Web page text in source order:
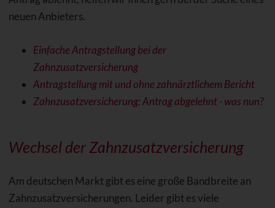
neuen Anbieters.
Einfache Antragstellung bei der
Zahnzusatzversicherung
Antragstellung mit und ohne zahnärztlichem Bericht
Zahnzusatzversicherung: Antrag abgelehnt - was nun?
Wechsel der Zahnzusatzversicherung
Am deutschen Markt gibt es eine große Bandbreite an
Zahnzusatzversicherungen. Leider gibt es viele